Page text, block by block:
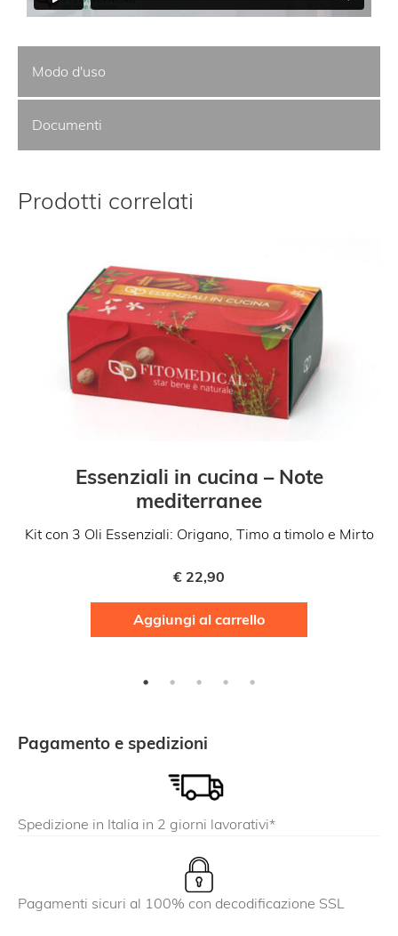
Modo d'uso
Documenti
Prodotti correlati
Essenziali in cucina – Note
mediterranee
Kit con 3 Oli Essenziali: Origano, Timo a timolo e Mirto
€ 22,90
Aggiungi al carrello
Pagamento e spedizioni
Spedizione in Italia in 2 giorni lavorativi*
Pagamenti sicuri al 100% con decodificazione SSL